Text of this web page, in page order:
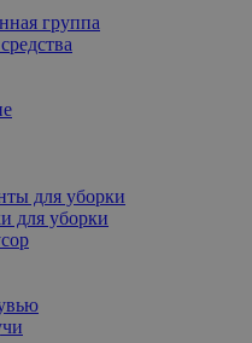
группа
для уборки
для уборки